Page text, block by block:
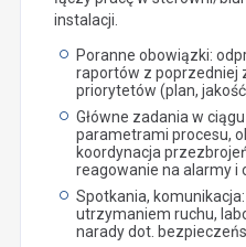
instalacji.
Poranne obowiązki:
raportów z poprzedniej
priorytetów (plan,
Główne zadania w
parametrami procesu,
koordynacja
reagowanie na alarmy i
Spotkania,
utrzymaniem ruchu,
narady dot.